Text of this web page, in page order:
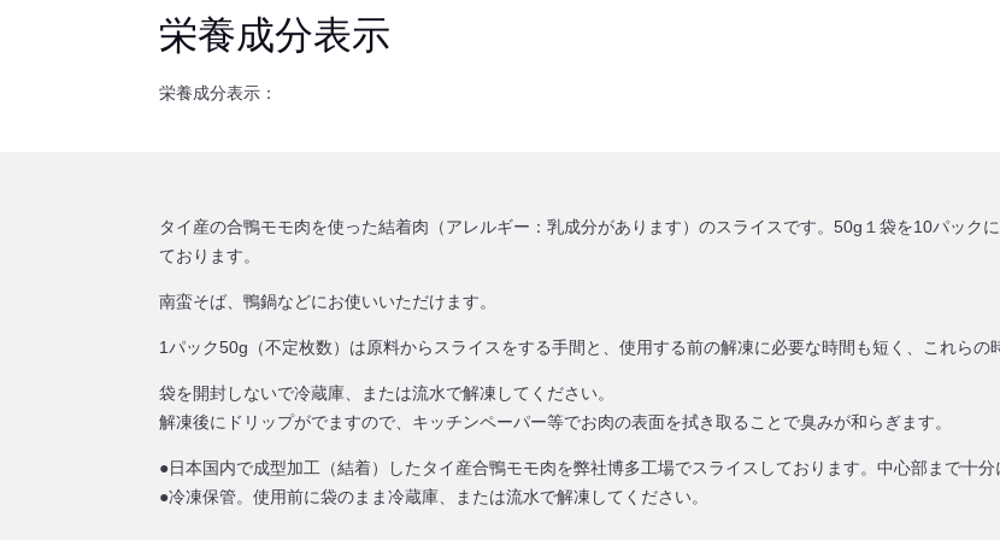
栄養成分表示
栄養成分表示：
タイ産の合鴨モモ肉を使った結着肉（アレルギー：乳成分があります）のスライスです。50g１袋を10パック
ております。
南蛮そば、鴨鍋などにお使いいただけます。
1パック50g（不定枚数）は原料からスライスをする手間と、使用する前の解凍に必要な時間も短く、これらの
袋を開封しないで冷蔵庫、または流水で解凍してください。
解凍後にドリップがでますので、キッチンペーパー等でお肉の表面を拭き取ることで臭みが和らぎます。
●日本国内で成型加工（結着）したタイ産合鴨モモ肉を弊社博多工場でスライスしております。中心部まで十分
●冷凍保管。使用前に袋のまま冷蔵庫、または流水で解凍してください。